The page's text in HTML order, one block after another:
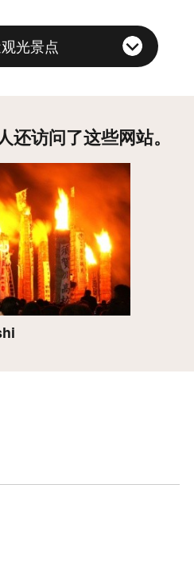
光景点
还访问了这些网站。